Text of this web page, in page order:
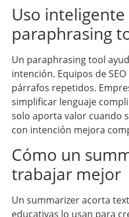
Uso
paraphrasing
Un paraphrasing tool
intención. Equipos de
párrafos repetidos.
simplificar lenguaje
solo aporta valor cuando
con intención mejora
Cómo un
trabajar mejor
Un summarizer acorta
educativas lo usan para